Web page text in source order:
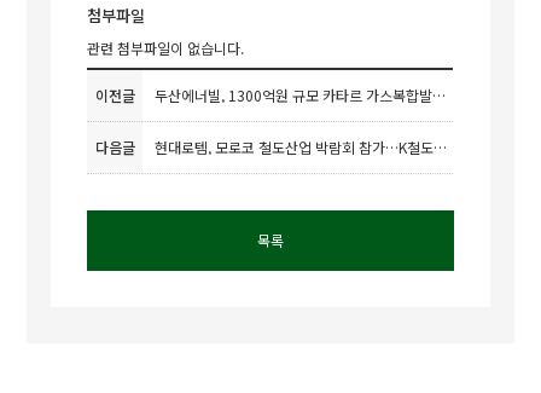
첨부파일
관련 첨부파일이 없습니다.
이전글 두산에너빌, 1300억원 규모 카타르 가스복합발전 주기기 수주
다음글 현대로템, 모로코 철도산업 박람회 참가…K철도 인프라 소개
목록